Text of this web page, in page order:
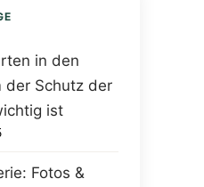
in den
der Schutz der
ist
Fotos &